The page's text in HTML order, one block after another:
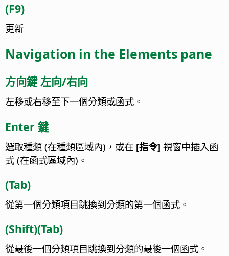
(F9)
更新
Navigation in the Elements pane
方向鍵 左向/右向
左移或右移至下一個分類或函式。
Enter 鍵
選取種類 (在種類區域內)，或在 [指令] 視窗中插入函
式 (在函式區域內)。
(Tab)
從第一個分類項目跳換到分類的第一個函式。
(Shift)(Tab)
從最後一個分類項目跳換到分類的最後一個函式。